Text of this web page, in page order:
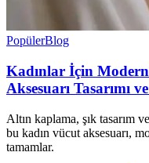
PopülerBlog
Kadınlar İçin
Aksesuarı Tasarımı
Altın kaplama, şık tasarım
bu kadın vücut aksesuarı,
tamamlar.